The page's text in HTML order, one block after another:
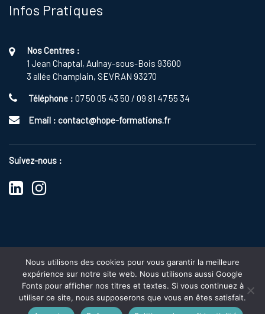
Infos Pratiques
Nos Centres :
1 Jean Chaptal, Aulnay-sous-Bois 93600
3 allée Champlain, SEVRAN 93270
Téléphone : 07 50 05 43 50 / 09 81 47 55 34
Email : contact@hope-formations.fr
Suivez-nous :
2025 CopyrightHOPE FORMATIONS |Politique de Confidentialité
Nous utilisons des cookies pour vous garantir la meilleure
expérience sur notre site web. Nous utilisons aussi Google
Fonts pour afficher nos titres et textes. Si vous continuez à
utiliser ce site, nous supposerons que vous en êtes satisfait.